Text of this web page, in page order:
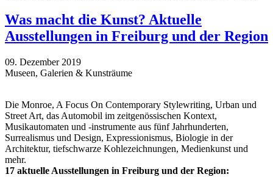
Was macht die Kunst? Aktuelle
Ausstellungen in Freiburg und der Region
09. Dezember 2019
Museen, Galerien & Kunsträume
Die Monroe, A Focus On Contemporary Stylewriting, Urban und
Street Art, das Automobil im zeitgenössischen Kontext,
Musikautomaten und -instrumente aus fünf Jahrhunderten,
Surrealismus und Design, Expressionismus, Biologie in der
Architektur, tiefschwarze Kohlezeichnungen, Medienkunst und
mehr.
17 aktuelle Ausstellungen in Freiburg und der Region: